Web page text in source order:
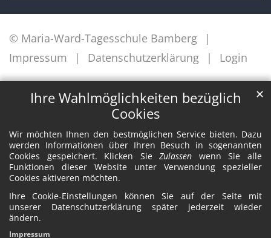
Ihre Wahlmöglichkeiten bezüglich
Cookies
Wir möchten Ihnen den bestmöglichen Service bieten. Dazu
werden Informationen über Ihren Besuch in sogenannten
Cookies gespeichert. Klicken SieZulassen wenn Sie alle
Funktionen dieser Website unter Verwendung spezieller
Cookies aktiveren möchten.
Ihre Cookie-Einstellungen können Sie auf der Seite mit
unserer Datenschutzerklärung später jederzeit wieder
ändern.
✕
Impressum
© Maria-Ward-Tagesschule Bamberg
Impressum
Datenschutzerklärung Login